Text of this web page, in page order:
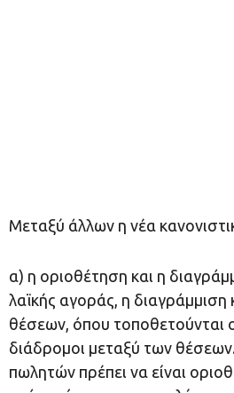
Μεταξύ άλλων η νέα
α) η οριοθέτηση και η
λαϊκής αγοράς, η
θέσεων, όπου τοποθετούνται
διάδρομοι μεταξύ των
πωλητών πρέπει να είναι